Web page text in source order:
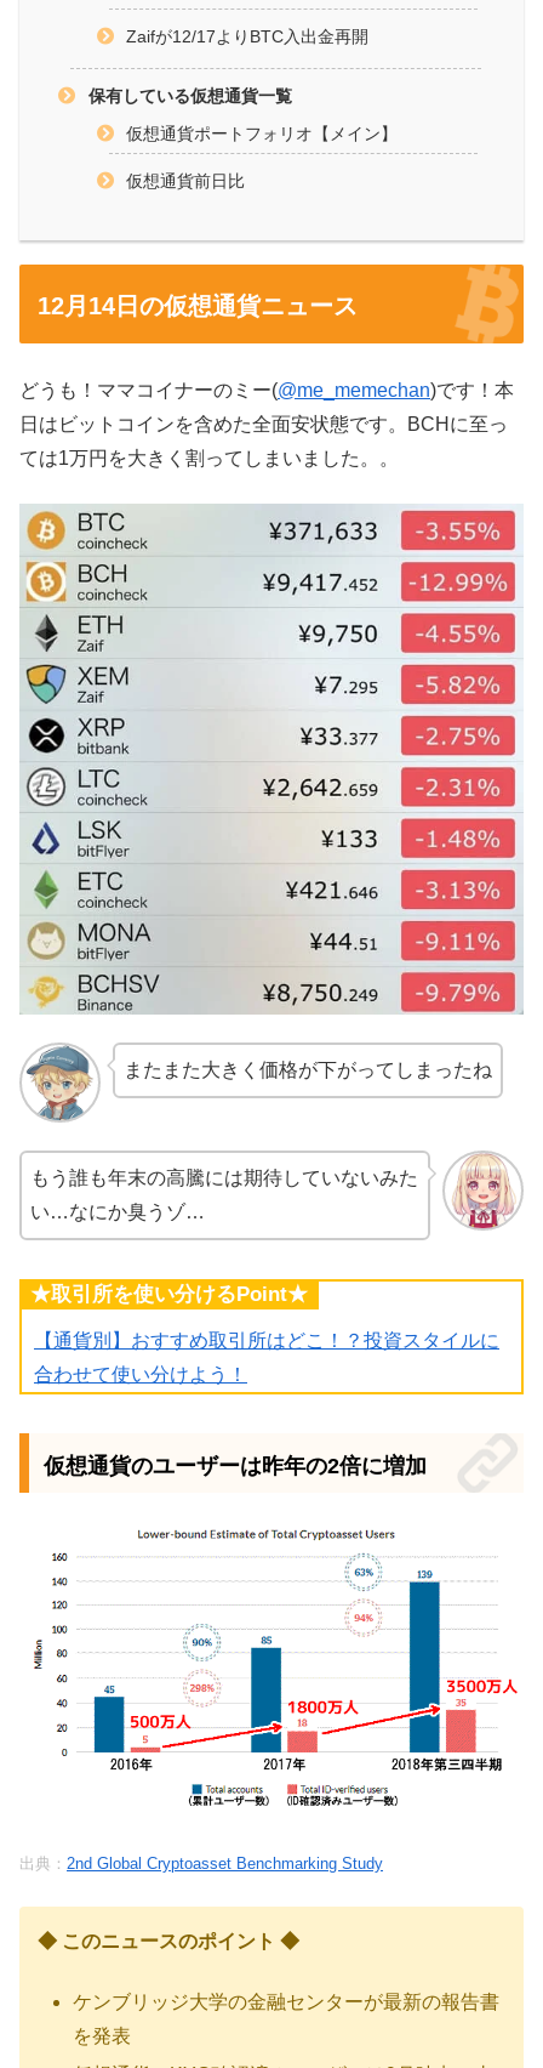
Zaifが12/17よりBTC入出金再開
保有している仮想通貨一覧
仮想通貨ポートフォリオ【メイン】
仮想通貨前日比
12月14日の仮想通貨ニュース
どうも！ママコイナーのミー(@me_memechan)です！本
日はビットコインを含めた全面安状態です。BCHに至っ
ては1万円を大きく割ってしまいました。。
またまた大きく価格が下がってしまったね
もう誰も年末の高騰には期待していないみた
い…なにか臭うゾ…
★取引所を使い分けるPoint★
【通貨別】おすすめ取引所はどこ！？投資スタイルに
合わせて使い分けよう！
仮想通貨のユーザーは昨年の2倍に増加
出典： 2nd Global Cryptoasset Benchmarking Study
◆ このニュースのポイント ◆
ケンブリッジ大学の金融センターが最新の報告書
を発表